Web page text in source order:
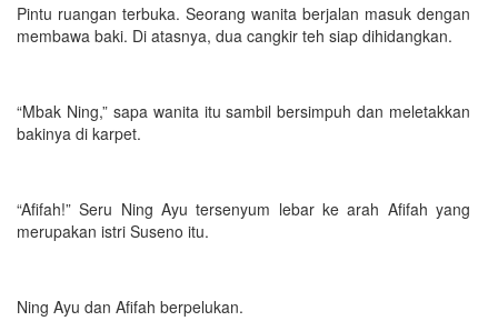
Pintu ruangan terbuka. Seorang wanita berjalan masuk dengan
membawa baki. Di atasnya, dua cangkir teh siap dihidangkan.
“Mbak Ning,” sapa wanita itu sambil bersimpuh dan meletakkan
bakinya di karpet.
“Afifah!” Seru Ning Ayu tersenyum lebar ke arah Afifah yang
merupakan istri Suseno itu.
Ning Ayu dan Afifah berpelukan.